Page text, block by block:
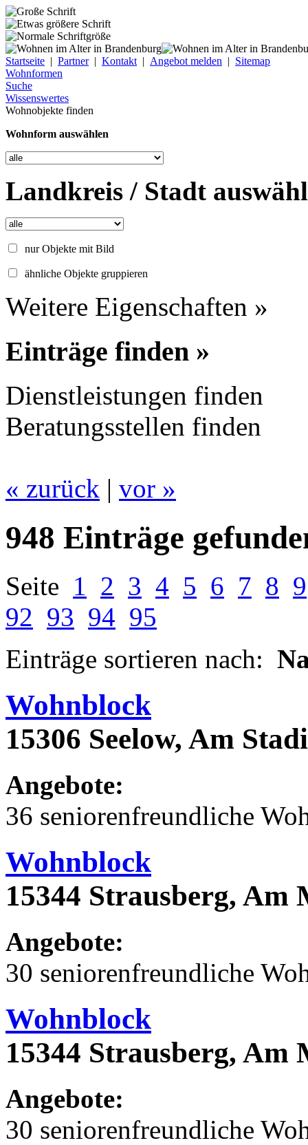
Startseite | Partner| Kontakt | Angebot melden | Sitemap
Wohnformen
Suche
Wissenswertes
Wohnobjekte finden
Wohnform auswählen
Landkreis / Stadt
nur Objekte mit Bild
ähnliche Objekte gruppieren
Weitere Eigenschaften »
Einträge finden »
Dienstleistungen finden
Beratungsstellen finden
« zurück | vor »
948 Einträge
Seite 1 2 3 4 5 6 7 8 9
92 93 94 95
Einträge sortieren nach:
Wohnblock
15306 Seelow, Am
Angebote:
36 seniorenfreundliche
Wohnblock
15344 Strausberg, Am
Angebote:
30 seniorenfreundliche
Wohnblock
15344 Strausberg, Am
Angebote:
30 seniorenfreundliche